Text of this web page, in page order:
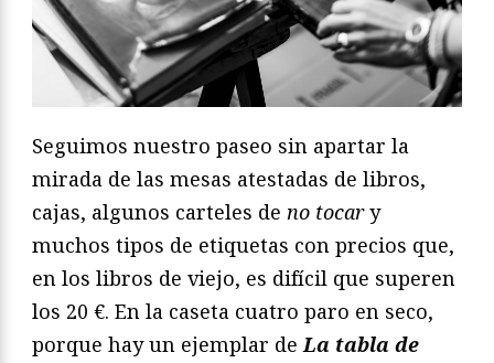
Seguimos nuestro paseo sin apartar la
mirada de las mesas atestadas de libros,
cajas, algunos carteles de no tocary
muchos tipos de etiquetas con precios que,
en los libros de viejo, es difícil que superen
los 20 €. En la caseta cuatro paro en seco,
porque hay un ejemplar deLa tabla de